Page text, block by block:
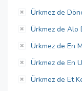
Ürkmez de
Ürkmez de Alo
Ürkmez de En
Ürkmez de En
Ürkmez de Et